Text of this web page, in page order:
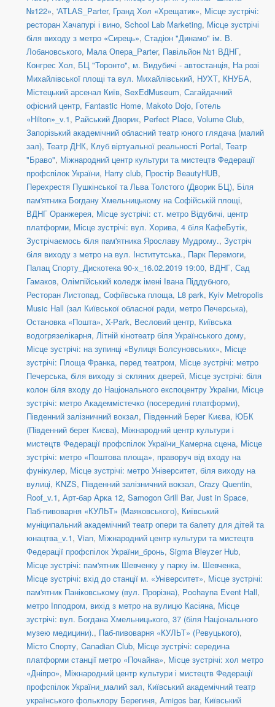
№122», 'ATLAS_Parter, Гранд Хол «Хрещатик», Місце зустрічі:
ресторан Хачапурі і вино, School Lab Marketing, Місце зустрічі
біля виходу з метро «Сирець», Стадіон "Динамо" ім. В.
Лобановського, Мала Опера_Parter, Павільйон №1 ВДНГ,
Конгрес Хол, БЦ "Торонто", м. Видубичі - автостанція, На розі
Михайлівської площі та вул. Михайлівський, НУХТ, КНУБА,
Містецький арсенал Київ, SexEdMuseum, Сагайдачний
офісний центр, Fantastic Home, Makoto Dojo, Готель
«Hilton»_v.1, Райський Дворик, Perfect Place, Volume Club,
Запорізький академічний обласний театр юного глядача (малий
зал), Театр ДНК, Клуб віртуальної реальності Portal, Театр
"Браво", Міжнародний центр культури та мистецтв Федерації
профспілок України, Harry club, Простір BeautyHUB,
Перехрестя Пушкінської та Льва Толстого (Дворик БЦ), Біля
пам'ятника Богдану Хмельницькому на Софійській площі,
ВДНГ Оранжерея, Місце зустрічі: ст. метро Відубичі, центр
платформи, Місце зустрічі: вул. Хорива, 4 біля КафеБутік,
Зустрічаємось біля пам'ятника Ярославу Мудрому., Зустріч
біля виходу з метро на вул. Інститутська., Парк Перемоги,
Палац Спорту_Дискотека 90-х_16.02.2019 19:00, ВДНГ, Сад
Гамаков, Олімпійський коледж імені Івана Піддубного,
Ресторан Листопад, Софіївська площа, L8 park, Kyiv Metropolis
Music Hall (зал Київської обласної ради, метро Печерська),
Остановка «Пошта», X-Park, Весловий центр, Київська
водогрязелікарня, Літній кінотеатр біля Українського дому,
Місце зустрічі: на зупинці «Вулиця Болсуновських», Місце
зустрічі: Площа Франка, перед театром, Місце зустрічі: метро
Печерська, біля виходу зі скляних дверей, Місце зустрічі: біля
колон біля входу до Національного експоцентру України, Місце
зустрічі: метро Академмістечко (посередині платформи),
Південний залізничний вокзал, Південний Берег Києва, ЮБК
(Південний берег Києва), Міжнародний центр культури і
мистецтв Федерації профспілок України_Камерна сцена, Місце
зустрічі: метро «Поштова площа», праворуч від входу на
фунікулер, Місце зустрічі: метро Університет, біля виходу на
вулиці, KNZS, Південний залізничний вокзал, Crazy Quentin,
Roof_v.1, Арт-бар Арка 12, Samogon Grill Bar, Just in Space,
Паб-пивоварня «КУЛЬТ» (Маяковського), Київський
муніципальний академічний театр опери та балету для дітей та
юнацтва_v.1, Vian, Міжнародний центр культури та мистецтв
Федерації профспілок України_бронь, Sigma Bleyzer Hub,
Місце зустрічі: пам'ятник Шевченку у парку ім. Шевченка,
Місце зустрічі: вхід до станції м. «Університет», Місце зустрічі:
пам'ятник Паніковському (вул. Прорізна), Pochayna Event Hall,
метро Іпподром, вихід з метро на вулицю Касіяна, Місце
зустрічі: вул. Богдана Хмельницького, 37 (біля Національного
музею медицини)., Паб-пивоварня «КУЛЬТ» (Ревуцького),
Місто Спорту, Canadian Club, Місце зустрічі: середина
платформи станції метро «Почайна», Місце зустрічі: хол метро
«Дніпро», Міжнародний центр культури і мистецтв Федерації
профспілок України_малий зал, Київський академічний театр
українського фольклору Берегиня, Amigos bar, Київський